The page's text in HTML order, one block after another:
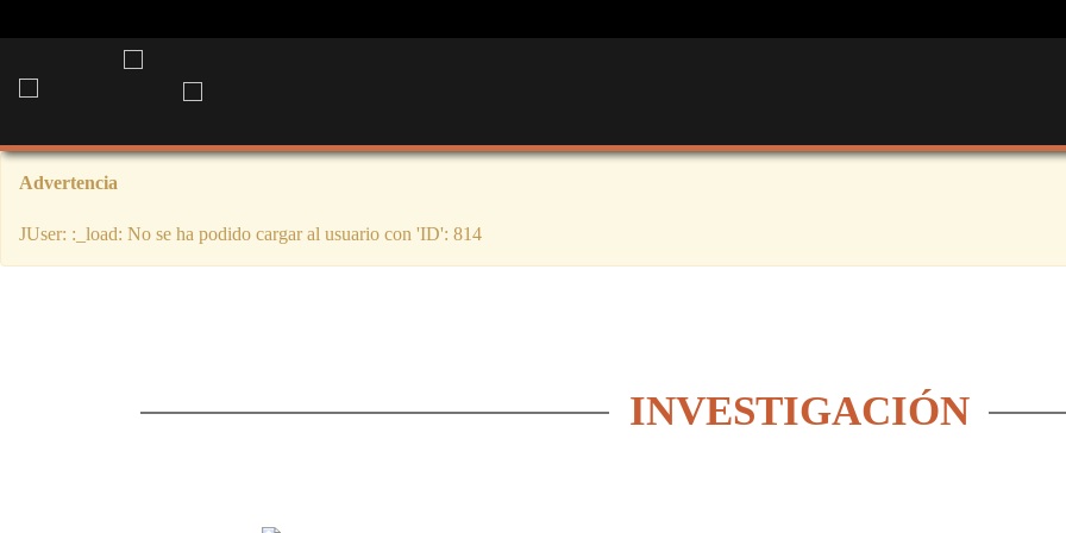
Advertencia
JUser: :_load: No se ha podido cargar al usuario con 'ID': 814
INVESTIGACIÓN